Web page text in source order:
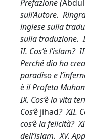
Prefazione (
sull’Autore.
inglese sulla
sulla traduzione.
II. Cos’è l’islam?
Perché dio ha
paradiso e
è il Profeta
IX. Cos’è la vita
Cos’è jihad? XII.
cos’è la felicità?
dell’islam. XV.